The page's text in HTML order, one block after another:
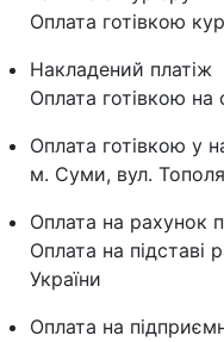
Оплата готівкою
Накладений платіж
Оплата готівкою на
Оплата готівкою у
м. Суми, вул.
Оплата на рахунок
Оплата на підставі
України
Оплата на